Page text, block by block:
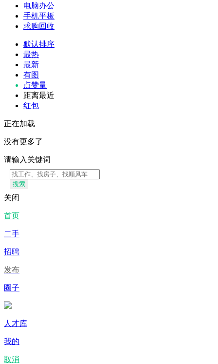
电脑办公
手机平板
求购回收
默认排序
最热
最新
有图
点赞量
距离最近
红包
正在加载
没有更多了
请输入关键词
搜索
关闭
首页
二手
招聘
发布
圈子
人才库
我的
取消